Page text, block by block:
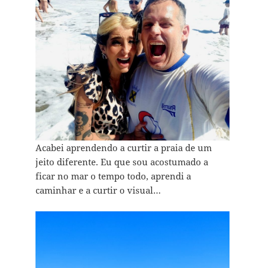
Acabei aprendendo a curtir a praia de um
jeito diferente. Eu que sou acostumado a
ficar no mar o tempo todo, aprendi a
caminhar e a curtir o visual…